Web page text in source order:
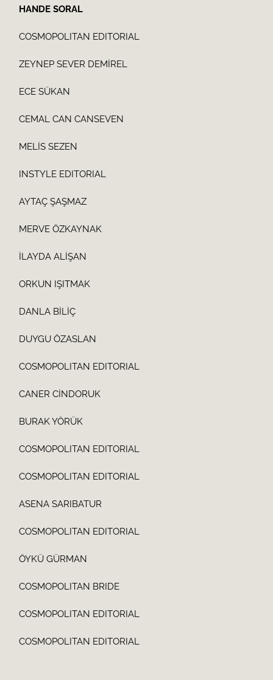
HANDE SORAL
COSMOPOLITAN EDITORIAL
ZEYNEP SEVER DEMİREL
ECE SÜKAN
CEMAL CAN CANSEVEN
MELİS SEZEN
INSTYLE EDITORIAL
AYTAÇ ŞAŞMAZ
MERVE ÖZKAYNAK
İLAYDA ALİŞAN
ORKUN IŞITMAK
DANLA BİLİÇ
DUYGU ÖZASLAN
COSMOPOLITAN EDITORIAL
CANER CİNDORUK
BURAK YÖRÜK
COSMOPOLITAN EDITORIAL
COSMOPOLITAN EDITORIAL
ASENA SARIBATUR
COSMOPOLITAN EDITORIAL
ÖYKÜ GÜRMAN
COSMOPOLITAN BRIDE
COSMOPOLITAN EDITORIAL
COSMOPOLITAN EDITORIAL